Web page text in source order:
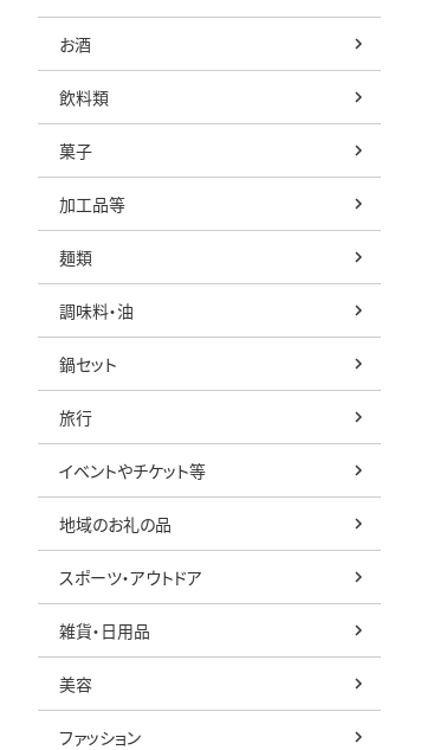
お酒
飲料類
菓子
加工品等
麺類
調味料・油
鍋セット
旅行
イベントやチケット等
地域のお礼の品
スポーツ・アウトドア
雑貨・日用品
美容
ファッション